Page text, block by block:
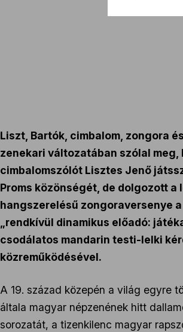
Liszt, Bartók, cimbalom, zongora
zenekari változatában szólal
cimbalomszólót Lisztes Jenő
Proms közönségét, de dolgozott
hangszerelésű zongoraversenye
„rendkívül dinamikus előadó:
csodálatos mandarin testi-lelki
közreműködésével.
A 19. század közepén a világ egyre
általa magyar népzenének hitt
sorozatát, a tizenkilenc magyar